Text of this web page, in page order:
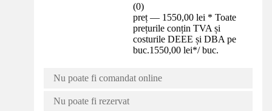
(0)
preț — 1550,00 lei * Toate
prețurile conțin TVA și
costurile DEEE și DBA pe
buc.1550,00 lei*/ buc.
Nu poate fi comandat online
Nu poate fi rezervat